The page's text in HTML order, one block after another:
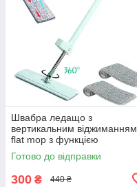
Швабра ледащо з
вертикальним віджиманням
flat mop з функцією
віджимання і поворотом на
360 градусів + 2 мікрофібри
Готово до відправки
300 ₴ 440 ₴